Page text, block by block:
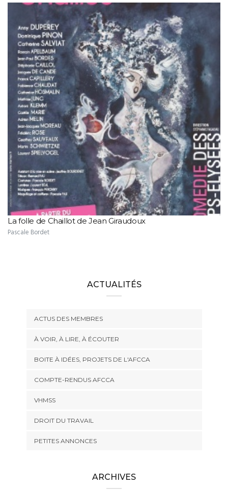
La folle de Chaillot de Jean Giraudoux
Pascale Bordet
ACTUALITÉS
ACTUS DES MEMBRES
À VOIR, À LIRE, À ÉCOUTER
BOITE À IDÉES, PROJETS DE L'AFCCA
COMPTE-RENDUS AFCCA
VHMSS
DROIT DU TRAVAIL
PETITES ANNONCES
ARCHIVES